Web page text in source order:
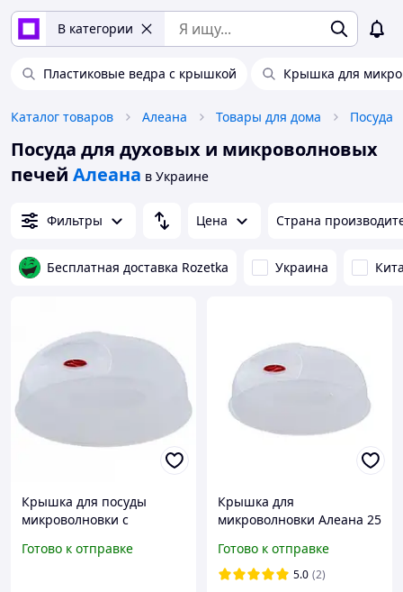
В категории
Пластиковые ведра с крышкой Крышка для
Каталог товаров Алеана Товары для дома Посуда
Посуда для духовых и микроволновых
печей Алеана в Украине
Фильтры Цена Страна
Бесплатная доставка Rozetka Украина
Крышка для посуды
микроволновки с
Готово к отправке
Крышка для
микроволновки Алеана 25
Готово к отправке
5.0 (2)